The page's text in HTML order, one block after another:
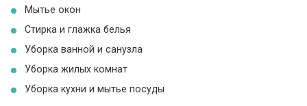
Мытье окон
Стирка и глажка белья
Уборка ванной и санузла
Уборка жилых комнат
Уборка кухни и мытье посуды